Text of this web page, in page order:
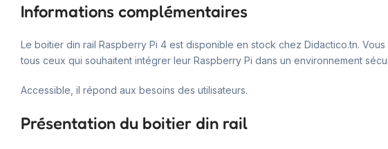
Informations complémentaires
Le boitier din rail Raspberry Pi 4 est disponible en stock chez Didactico.tn.
tous ceux qui souhaitent intégrer leur Raspberry Pi dans un environnement
Accessible, il répond aux besoins des utilisateurs.
Présentation du boitier din rail